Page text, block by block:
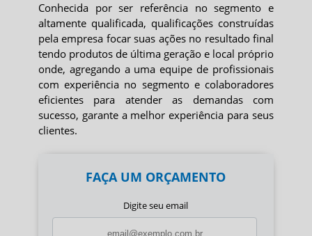
Conhecida por ser referência no segmento e
altamente qualificada, qualificações construídas
pela empresa focar suas ações no resultado final
tendo produtos de última geração e local próprio
onde, agregando a uma equipe de profissionais
com experiência no segmento e colaboradores
eficientes para atender as demandas com
sucesso, garante a melhor experiência para seus
clientes.
FAÇA UM ORÇAMENTO
Digite seu email